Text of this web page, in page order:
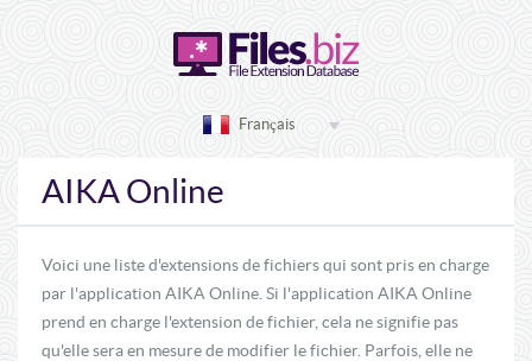
Français
AIKA Online
Voici une liste d'extensions de fichiers qui sont pris en charge
par l'application AIKA Online. Si l'application AIKA Online
prend en charge l'extension de fichier, cela ne signifie pas
qu'elle sera en mesure de modifier le fichier. Parfois, elle ne